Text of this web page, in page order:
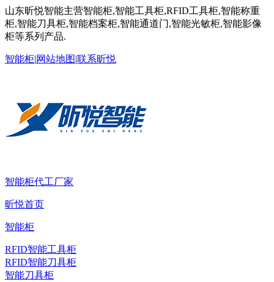
山东昕悦智能主营智能柜,智能工具柜,RFID工具柜,智能称重
柜,智能刀具柜,智能档案柜,智能通道门,智能光敏柜,智能影像
柜等系列产品.
智能柜|网站地图|联系昕悦
智能柜代工厂家
昕悦首页
智能柜
RFID智能工具柜
RFID智能刀具柜
智能刀具柜